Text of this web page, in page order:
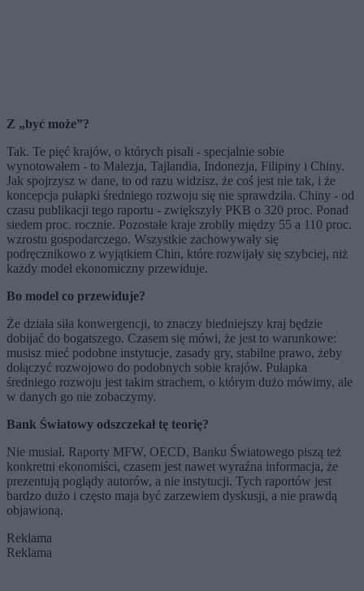
Z „być może”?
Tak. Te pięć krajów, o których pisali - specjalnie sobie
wynotowałem - to Malezja, Tajlandia, Indonezja, Filipiny i Chiny.
Jak spojrzysz w dane, to od razu widzisz, że coś jest nie tak, i że
koncepcja pułapki średniego rozwoju się nie sprawdziła. Chiny - od
czasu publikacji tego raportu - zwiększyły PKB o 320 proc. Ponad
siedem proc. rocznie. Pozostałe kraje zrobiły między 55 a 110 proc.
wzrostu gospodarczego. Wszystkie zachowywały się
podręcznikowo z wyjątkiem Chin, które rozwijały się szybciej, niż
każdy model ekonomiczny przewiduje.
Bo model co przewiduje?
Że działa siła konwergencji, to znaczy biedniejszy kraj będzie
dobijać do bogatszego. Czasem się mówi, że jest to warunkowe:
musisz mieć podobne instytucje, zasady gry, stabilne prawo, żeby
dołączyć rozwojowo do podobnych sobie krajów. Pułapka
średniego rozwoju jest takim strachem, o którym dużo mówimy, ale
w danych go nie zobaczymy.
Bank Światowy odszczekał tę teorię?
Nie musiał. Raporty MFW, OECD, Banku Światowego piszą też
konkretni ekonomiści, czasem jest nawet wyraźna informacja, że
prezentują poglądy autorów, a nie instytucji. Tych raportów jest
bardzo dużo i często maja być zarzewiem dyskusji, a nie prawdą
objawioną.
Reklama
Reklama